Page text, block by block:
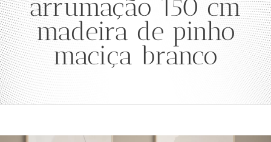
arrumação 150 cm
madeira de pinho
maciça branco